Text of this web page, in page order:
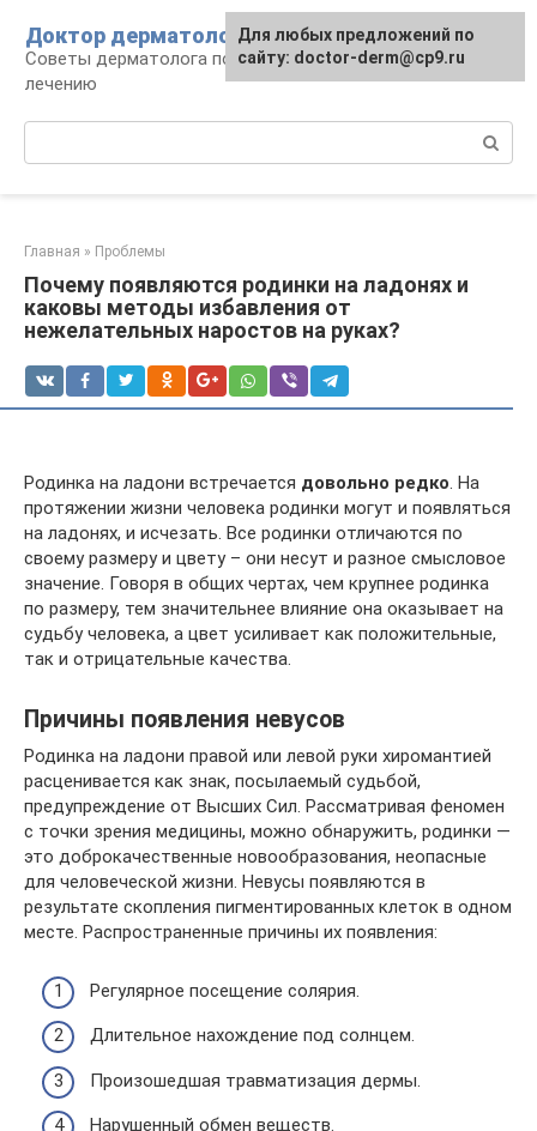
контенту
Доктор дерматолог
Советы дерматолога по уходу за кожей и
лечению
Главная » Проблемы
Почему появляются родинки на ладонях и
каковы методы избавления от
нежелательных наростов на руках?
Родинка на ладони встречается довольно редко. На
протяжении жизни человека родинки могут и появляться
на ладонях, и исчезать. Все родинки отличаются по
своему размеру и цвету – они несут и разное смысловое
значение. Говоря в общих чертах, чем крупнее родинка
по размеру, тем значительнее влияние она оказывает на
судьбу человека, а цвет усиливает как положительные,
так и отрицательные качества.
Причины появления невусов
Родинка на ладони правой или левой руки хиромантией
расценивается как знак, посылаемый судьбой,
предупреждение от Высших Сил. Рассматривая феномен
с точки зрения медицины, можно обнаружить, родинки —
это доброкачественные новообразования, неопасные
для человеческой жизни. Невусы появляются в
результате скопления пигментированных клеток в одном
месте. Распространенные причины их появления:
Регулярное посещение солярия.
Длительное нахождение под солнцем.
Произошедшая травматизация дермы.
Нарушенный обмен веществ.
Для любых предложений по
сайту: doctor-derm@cp9.ru